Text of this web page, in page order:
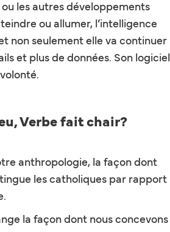
les autres développements
ou allumer, l’intelligence
non seulement elle va continuer
et plus de données. Son logiciel
Verbe fait chair?
anthropologie, la façon dont
les catholiques par rapport
la façon dont nous concevons